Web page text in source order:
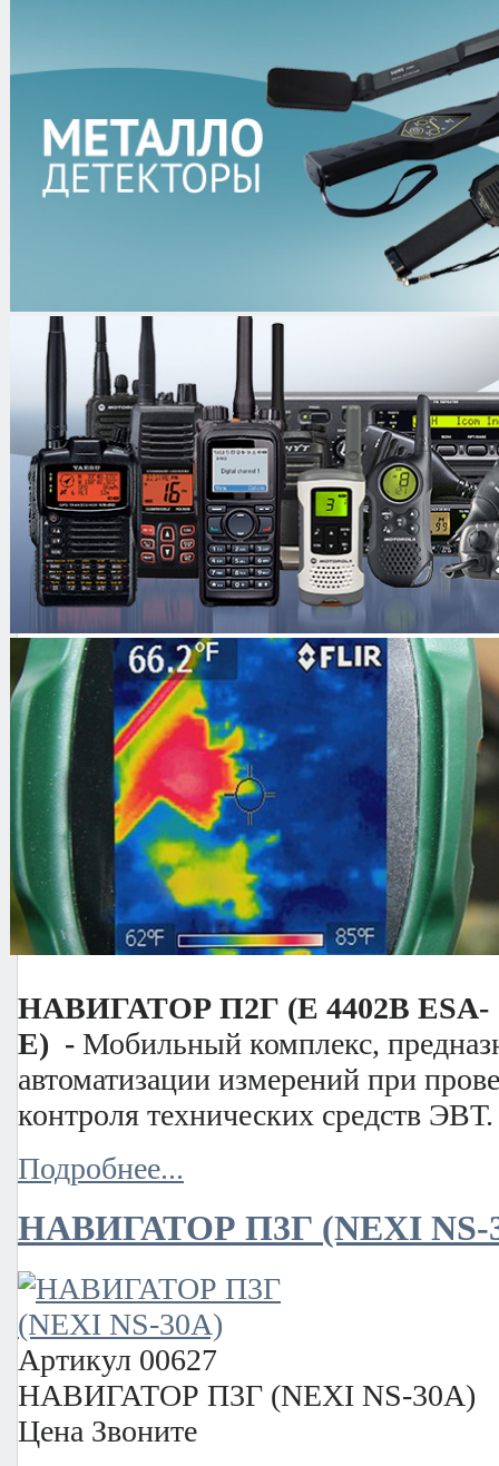
Средства
Металлодетекторы
Полиграфы
Противокражные системы
Рации и Аксессуары
Каталог /Поиск и выявление
Программно-аппаратные
исследования
Программно-
проведения спец
НАВИГАТОР П2Г (E 4402В
Артикул00626
НАВИГАТОР П2Г (E 4402В ESA-E)
Цена Звоните
НАВИГАТОР П2Г (E 4402В ESA-
E) - Мобильный комплекс,
автоматизации измерений при
контроля технических средств ЭВТ.
Подробнее...
НАВИГАТОР П3Г (NEXI NS-
Артикул 00627
НАВИГАТОР П3Г (NEXI NS-30A)
Цена Звоните